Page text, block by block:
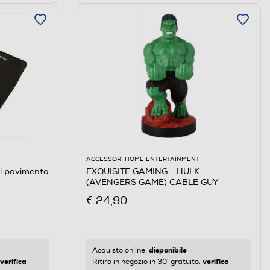
pavimento
verifica
ACCESSORI HOME ENTERTAINMENT
EXQUISITE GAMING - HULK
(AVENGERS GAME) CABLE GUY
€ 24,90
Acquisto online: disponibile
Ritiro in negozio in 30' gratuito: verifica